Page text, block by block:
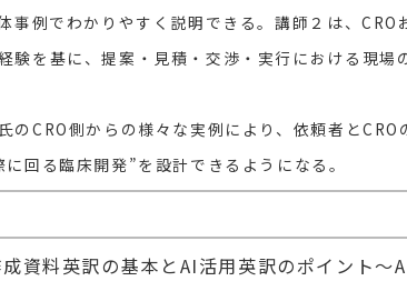
事例でわかりやすく説明できる。講師２は、CRO
験を基に、提案・見積・交渉・実行における現場
CRO側からの様々な実例により、依頼者とCRO
回る臨床開発”を設計できるようになる。
資料英訳の基本とAI活用英訳のポイント～